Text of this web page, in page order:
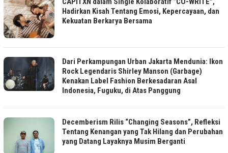
CAPITXN dalam Single Kolaboratif “CO-WRITE”,
Hadirkan Kisah Tentang Emosi, Kepercayaan, dan
Dari Perkampungan Urban Jakarta Mendunia: Ikon
Rock Legendaris Shirley Manson (Garbage)
Kenakan Label Fashion Berkesadaran Asal
Decemberism Rilis “Changing Seasons”, Refleksi
Tentang Kenangan yang Tak Hilang dan Perubahan